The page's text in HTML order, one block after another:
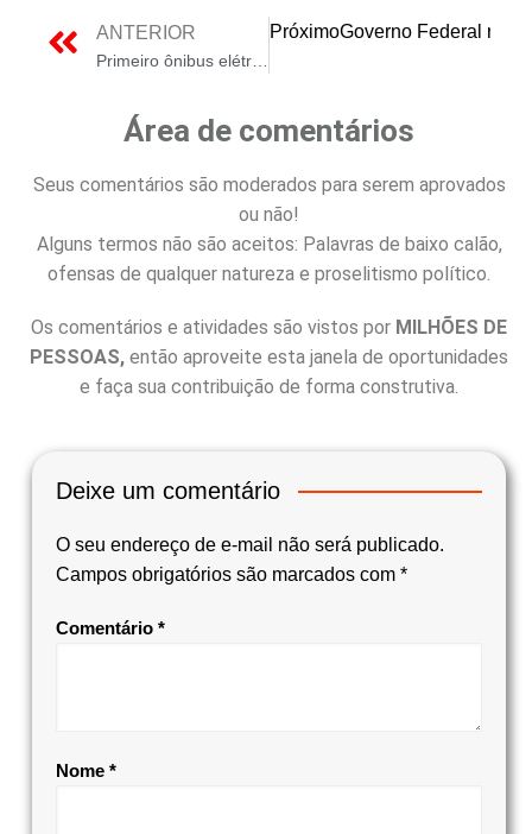
ANTERIOR PróximoGoverno Federal
Área de comentários
Seus comentários são moderados para serem aprovados
ou não!
Alguns termos não são aceitos: Palavras de baixo calão,
ofensas de qualquer natureza e proselitismo político.
Os comentários e atividades são vistos por MILHÕES DE
PESSOAS, então aproveite esta janela de oportunidades
e faça sua contribuição de forma construtiva.
Deixe um comentário
O seu endereço de e-mail não será publicado.
Campos obrigatórios são marcados com *
Comentário *
Nome *